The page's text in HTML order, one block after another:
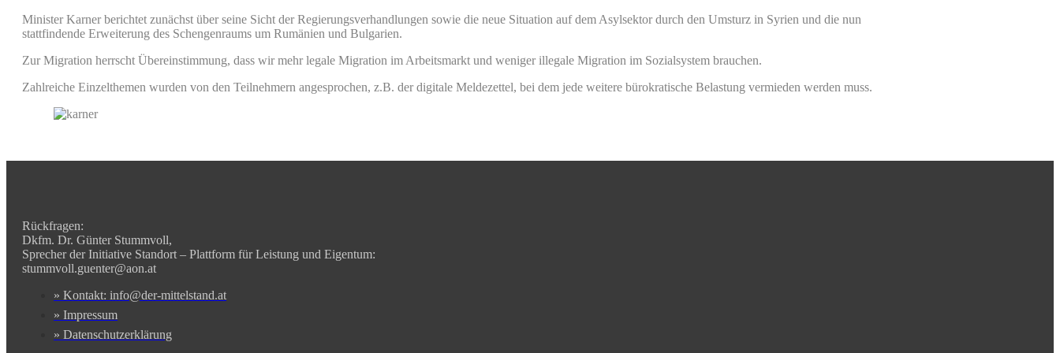
Minister Karner berichtet zunächst über seine Sicht der Regierungsverhandlungen sowie die neue Situation auf dem Asylsektor durch den Umsturz in Syrien und die nun
stattfindende Erweiterung des Schengenraums um Rumänien und Bulgarien.
Zur Migration herrscht Übereinstimmung, dass wir mehr legale Migration im Arbeitsmarkt und weniger illegale Migration im Sozialsystem brauchen.
Zahlreiche Einzelthemen wurden von den Teilnehmern angesprochen, z.B. der digitale Meldezettel, bei dem jede weitere bürokratische Belastung vermieden werden muss.
Rückfragen:
Dkfm. Dr. Günter Stummvoll,
Sprecher der Initiative Standort – Plattform für Leistung und Eigentum:
stummvoll.guenter@aon.at
» Kontakt: info@der-mittelstand.at
» Impressum
» Datenschutzerklärung